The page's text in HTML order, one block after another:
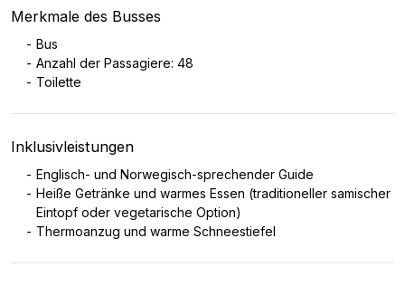
Merkmale des Busses
Bus
Anzahl der Passagiere: 48
Toilette
Inklusivleistungen
Englisch- und Norwegisch-sprechender Guide
Heiße Getränke und warmes Essen (traditioneller samischer
Eintopf oder vegetarische Option)
Thermoanzug und warme Schneestiefel